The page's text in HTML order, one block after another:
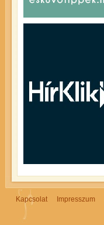
Kapcsolat Impresszum